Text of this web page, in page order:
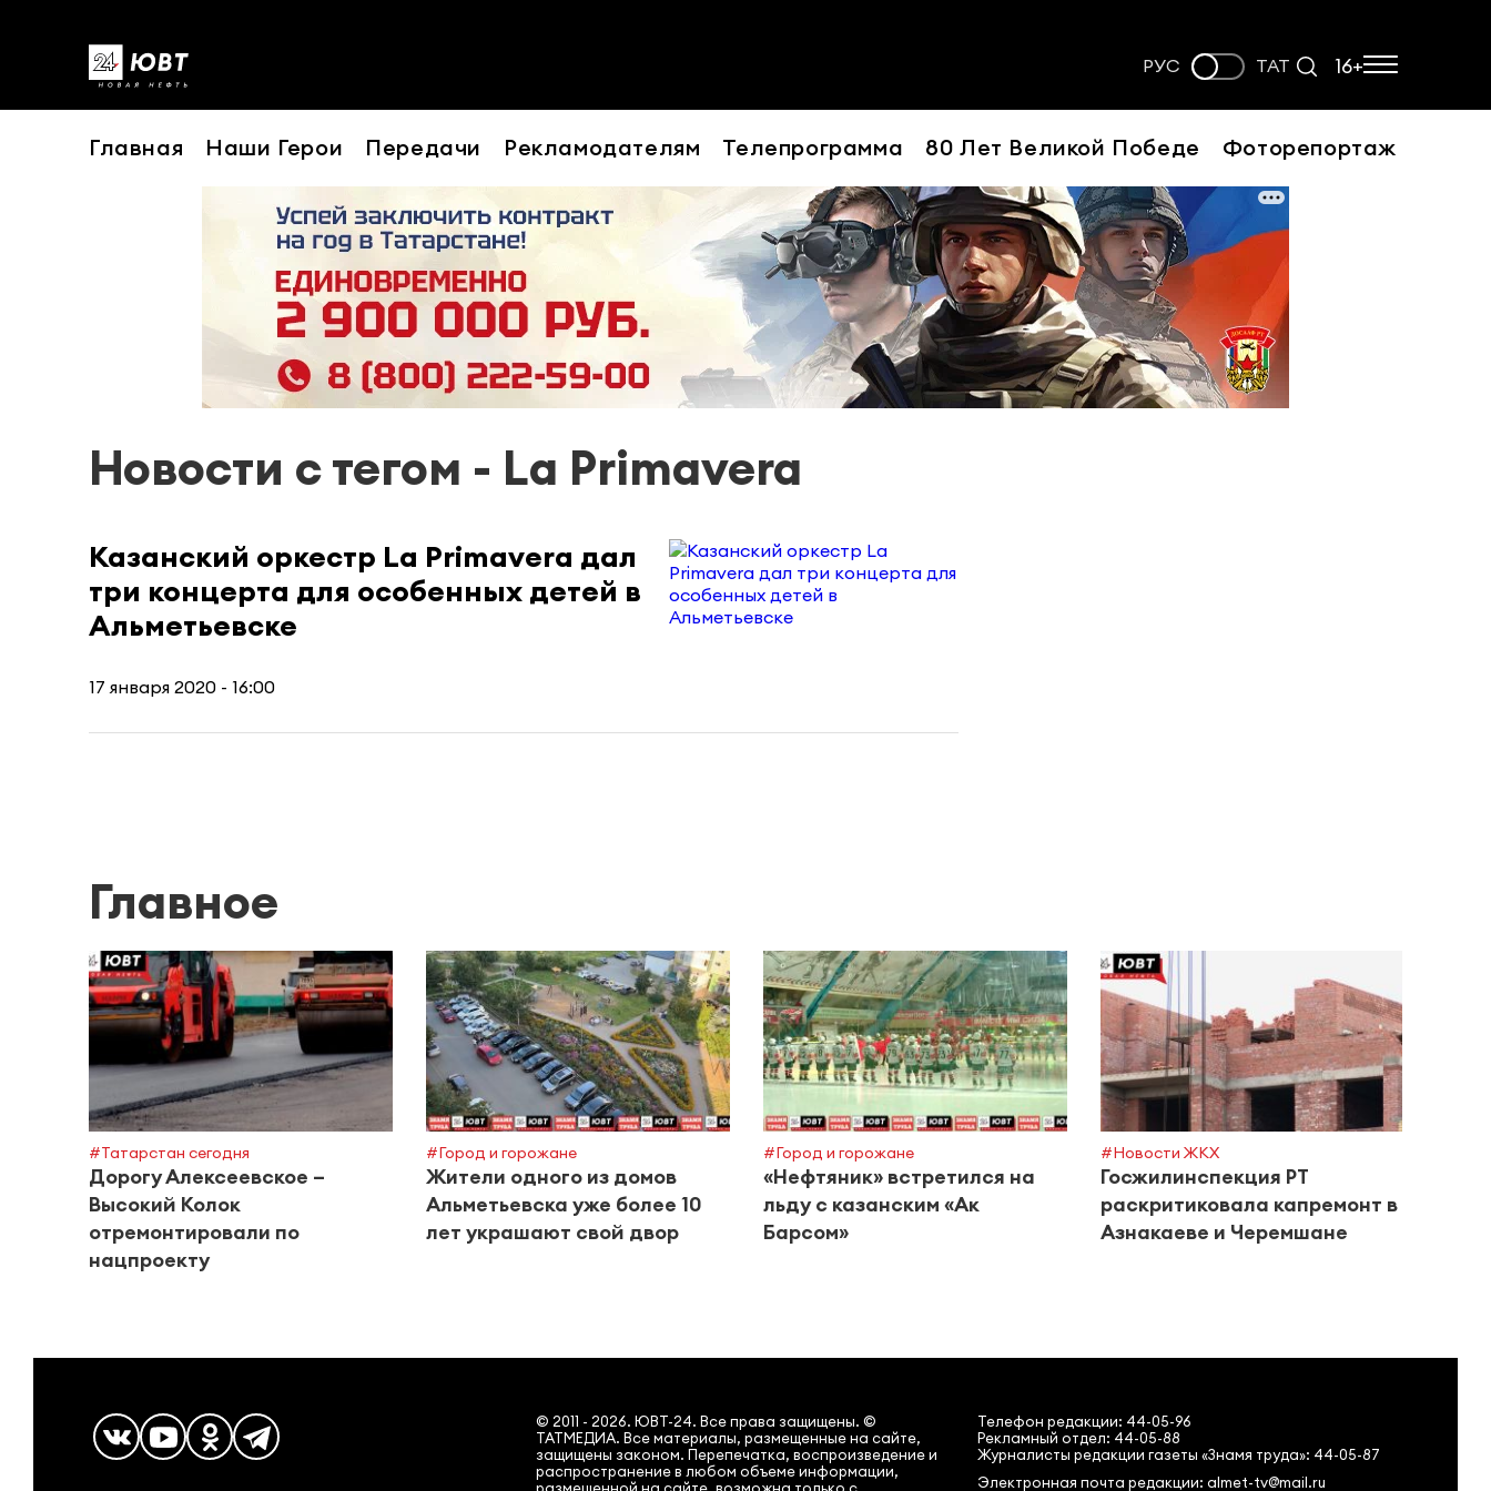
РУС ТАТ 16+
Главная Наши Герои Передачи Рекламодателям Телепрограмма 80 Лет Великой Победе Фоторепортаж
Новости с тегом - La Primavera
Казанский оркестр La Primavera дал
три концерта для особенных детей в
Альметьевске
17 января 2020 - 16:00
Главное
#Татарстан сегодня
Дорогу Алексеевское –
Высокий Колок
отремонтировали по
нацпроекту
#Город и горожане
Жители одного из домов
Альметьевска уже более 10
лет украшают свой двор
#Город и горожане
«Нефтяник» встретился на
льду с казанским «Ак
Барсом»
#Новости ЖКХ
Госжилинспекция РТ
раскритиковала капремонт в
Азнакаеве и Черемшане
© 2011 - 2026. ЮВТ-24. Все права защищены. ©
ТАТМЕДИА. Все материалы, размещенные на сайте,
защищены законом. Перепечатка, воспроизведение и
распространение в любом объеме информации,
Телефон редакции: 44-05-96
Рекламный отдел: 44-05-88
Журналисты редакции газеты «Знамя труда»: 44-05-87
Электронная почта редакции: almet-tv@mail.ru